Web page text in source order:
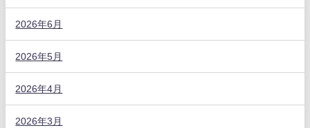
2026年6月
2026年5月
2026年4月
2026年3月